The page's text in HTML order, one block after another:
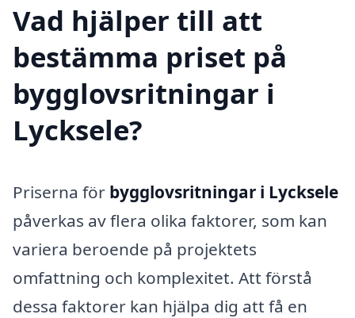
Vad hjälper till att
bestämma priset på
bygglovsritningar i
Lycksele?
Priserna för bygglovsritningar i Lycksele
påverkas av flera olika faktorer, som kan
variera beroende på projektets
omfattning och komplexitet. Att förstå
dessa faktorer kan hjälpa dig att få en